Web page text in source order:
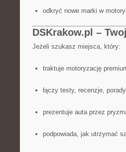
odkryć nowe marki w
DSKrakow.pl –
Jeżeli szukasz miejsca, który:
traktuje motoryzację
łączy testy, recenzje,
prezentuje auta przez
podpowiada, jak utrzymać